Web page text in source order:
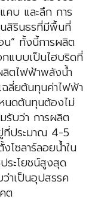
บ และลึก การ
นสิรินธรที่มีพื้นที่
น” ทั้งนี้การผลิต
กแบบเป็นไฮบริดที่
ลิตไฟฟ้าพลังน้ำ
ลี่ยต้นทุนค่าไฟฟ้า
นดต้นทุนต้องไม่
รับว่า การผลิต
ที่ประมาณ 4-5
โซลาร์ลอยน้ำใน
ระโยชน์สูงสุด
าเป็นอุปสรรค
ต